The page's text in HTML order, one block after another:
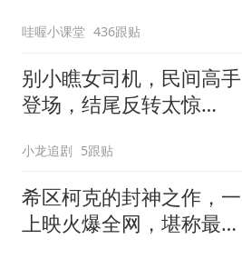
哇喔小课堂 436跟贴
别小瞧女司机，民间高手
登场，结尾反转太惊
小龙追剧 5跟贴
希区柯克的封神之作，一
上映火爆全网，堪称最烧